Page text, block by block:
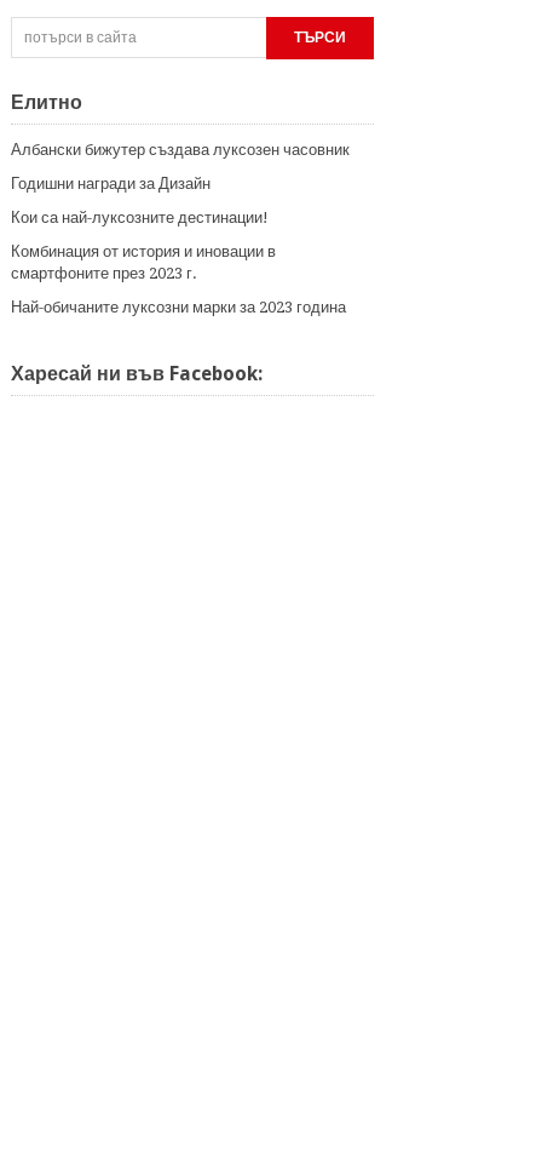
Елитно
Албански бижутер създава луксозен часовник
Годишни награди за Дизайн
Кои са най-луксозните дестинации!
Комбинация от история и иновации в
смартфоните през 2023 г.
Най-обичаните луксозни марки за 2023 година
Харесай ни във Facebook: